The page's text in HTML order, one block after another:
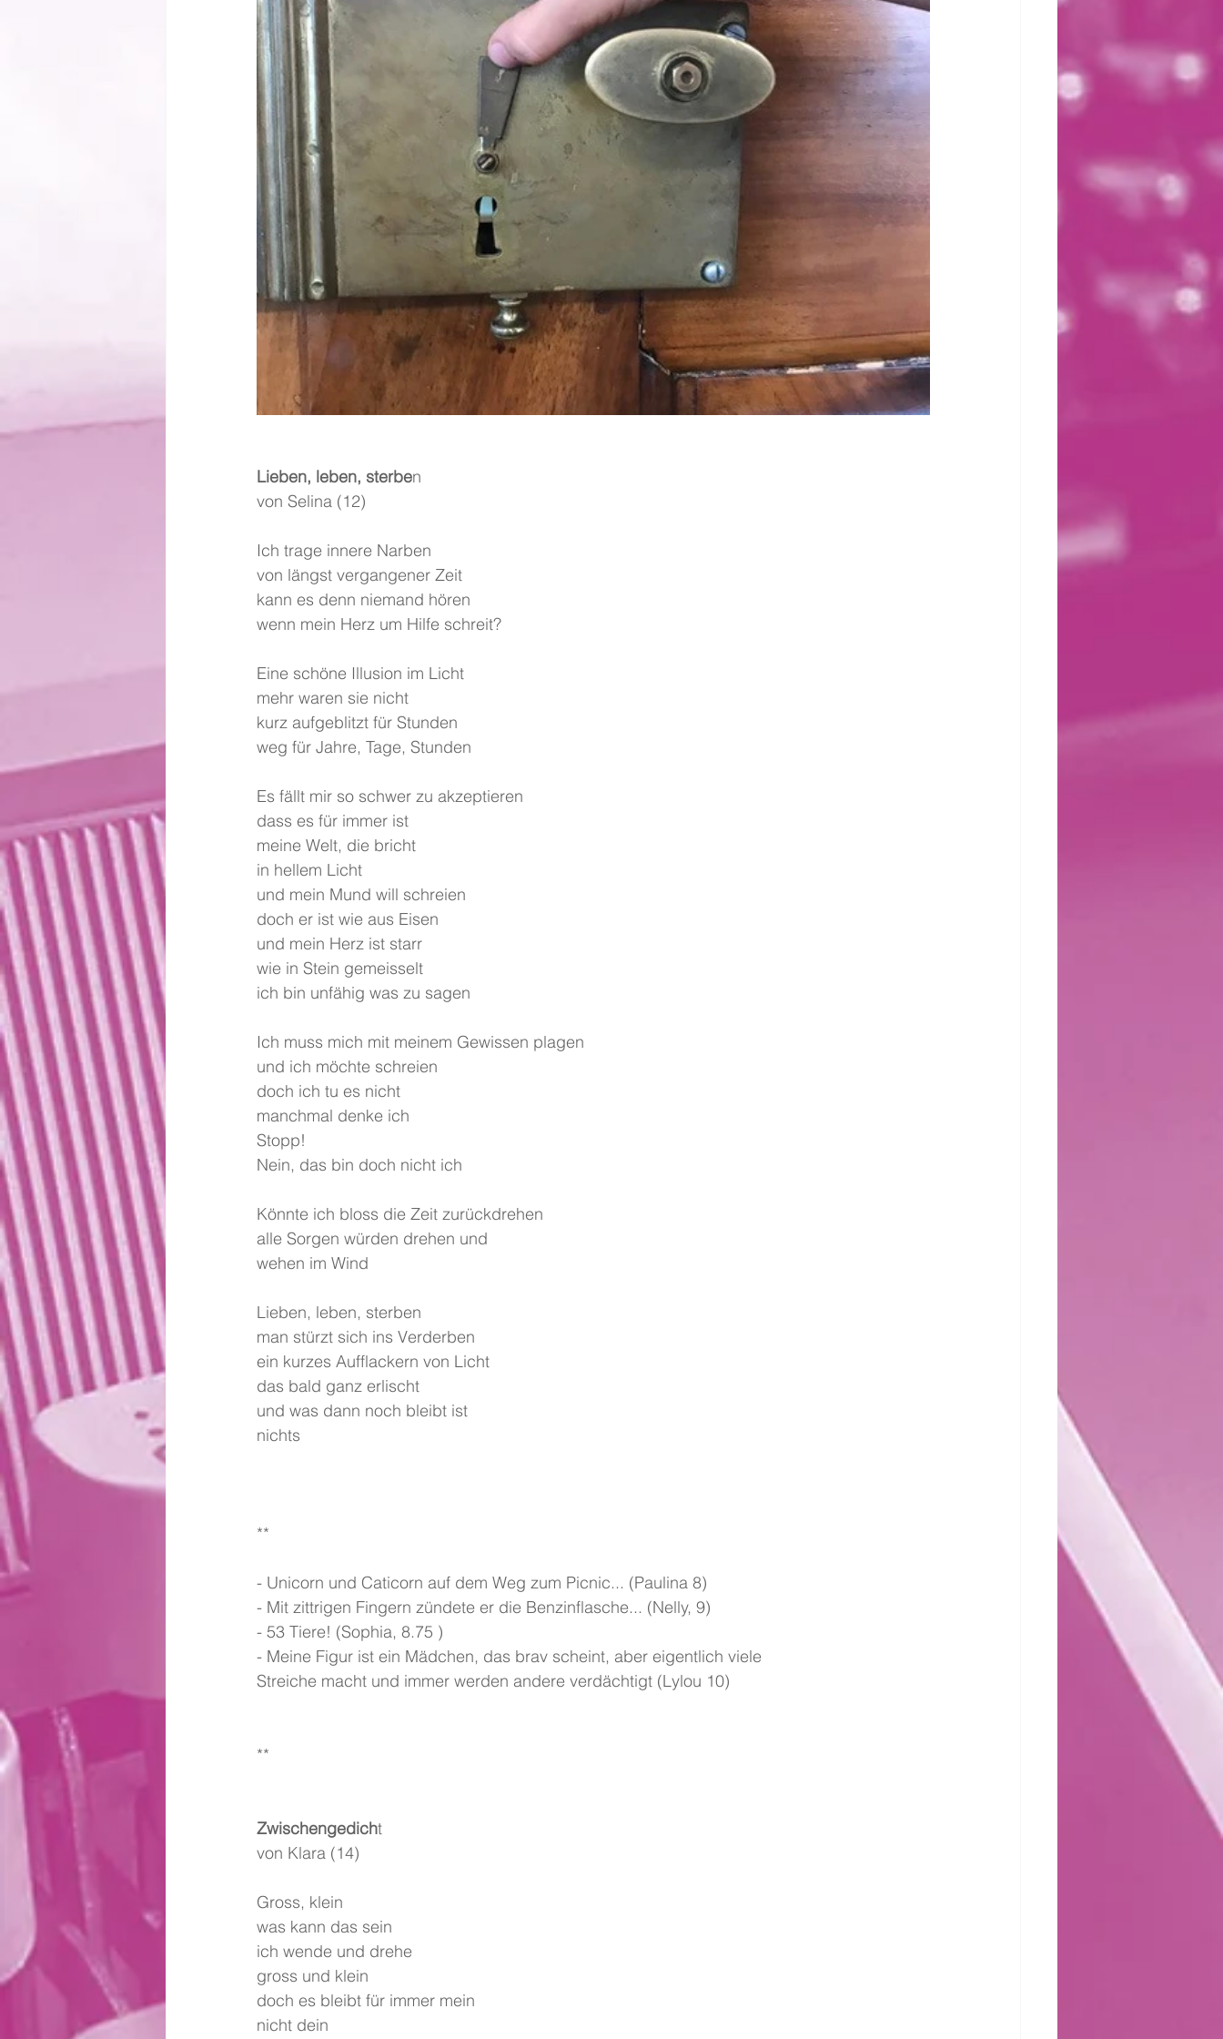
Lieben, leben, sterben
von Selina (12)
Ich trage innere Narben
von längst vergangener Zeit
kann es denn niemand hören
wenn mein Herz um Hilfe schreit?
Eine schöne Illusion im Licht
mehr waren sie nicht
kurz aufgeblitzt für Stunden
weg für Jahre, Tage, Stunden
Es fällt mir so schwer zu akzeptieren
dass es für immer ist
meine Welt, die bricht
in hellem Licht
und mein Mund will schreien
doch er ist wie aus Eisen
und mein Herz ist starr
wie in Stein gemeisselt
ich bin unfähig was zu sagen
Ich muss mich mit meinem Gewissen plagen
und ich möchte schreien
doch ich tu es nicht
manchmal denke ich
Stopp!
Nein, das bin doch nicht ich
Könnte ich bloss die Zeit zurückdrehen
alle Sorgen würden drehen und
wehen im Wind
Lieben, leben, sterben
man stürzt sich ins Verderben
ein kurzes Aufflackern von Licht
das bald ganz erlischt
und was dann noch bleibt ist
nichts
**
- Unicorn und Caticorn auf dem Weg zum Picnic... (Paulina 8)
- Mit zittrigen Fingern zündete er die Benzinflasche... (Nelly, 9)
- 53 Tiere! (Sophia, 8.75 )
- Meine Figur ist ein Mädchen, das brav scheint, aber eigentlich viele
Streiche macht und immer werden andere verdächtigt (Lylou 10)
**
Zwischengedicht
von Klara (14)
Gross, klein
was kann das sein
ich wende und drehe
gross und klein
doch es bleibt für immer mein
nicht dein